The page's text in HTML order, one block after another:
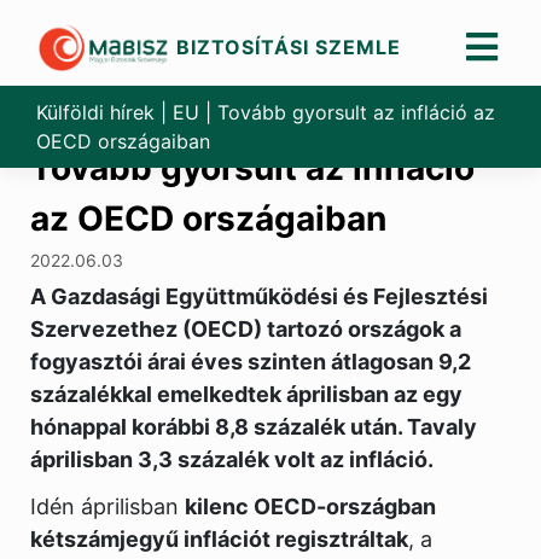
content
BIZTOSÍTÁSI SZEMLE
Külföldi hírek EU
Tovább gyorsult az infláció az
OECD országaiban
Tovább gyorsult az infláció
az OECD országaiban
2022.06.03
A Gazdasági Együttműködési és Fejlesztési
Szervezethez (OECD) tartozó országok a
fogyasztói árai éves szinten átlagosan 9,2
százalékkal emelkedtek áprilisban az egy
hónappal korábbi 8,8 százalék után. Tavaly
áprilisban 3,3 százalék volt az infláció.
Idén áprilisban kilenc OECD-országban
kétszámjegyű inflációt regisztráltak, a